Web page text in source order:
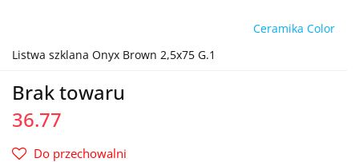
Ceramika Color
Listwa szklana Onyx Brown 2,5x75 G.1
Brak towaru
36.77
Do przechowalni